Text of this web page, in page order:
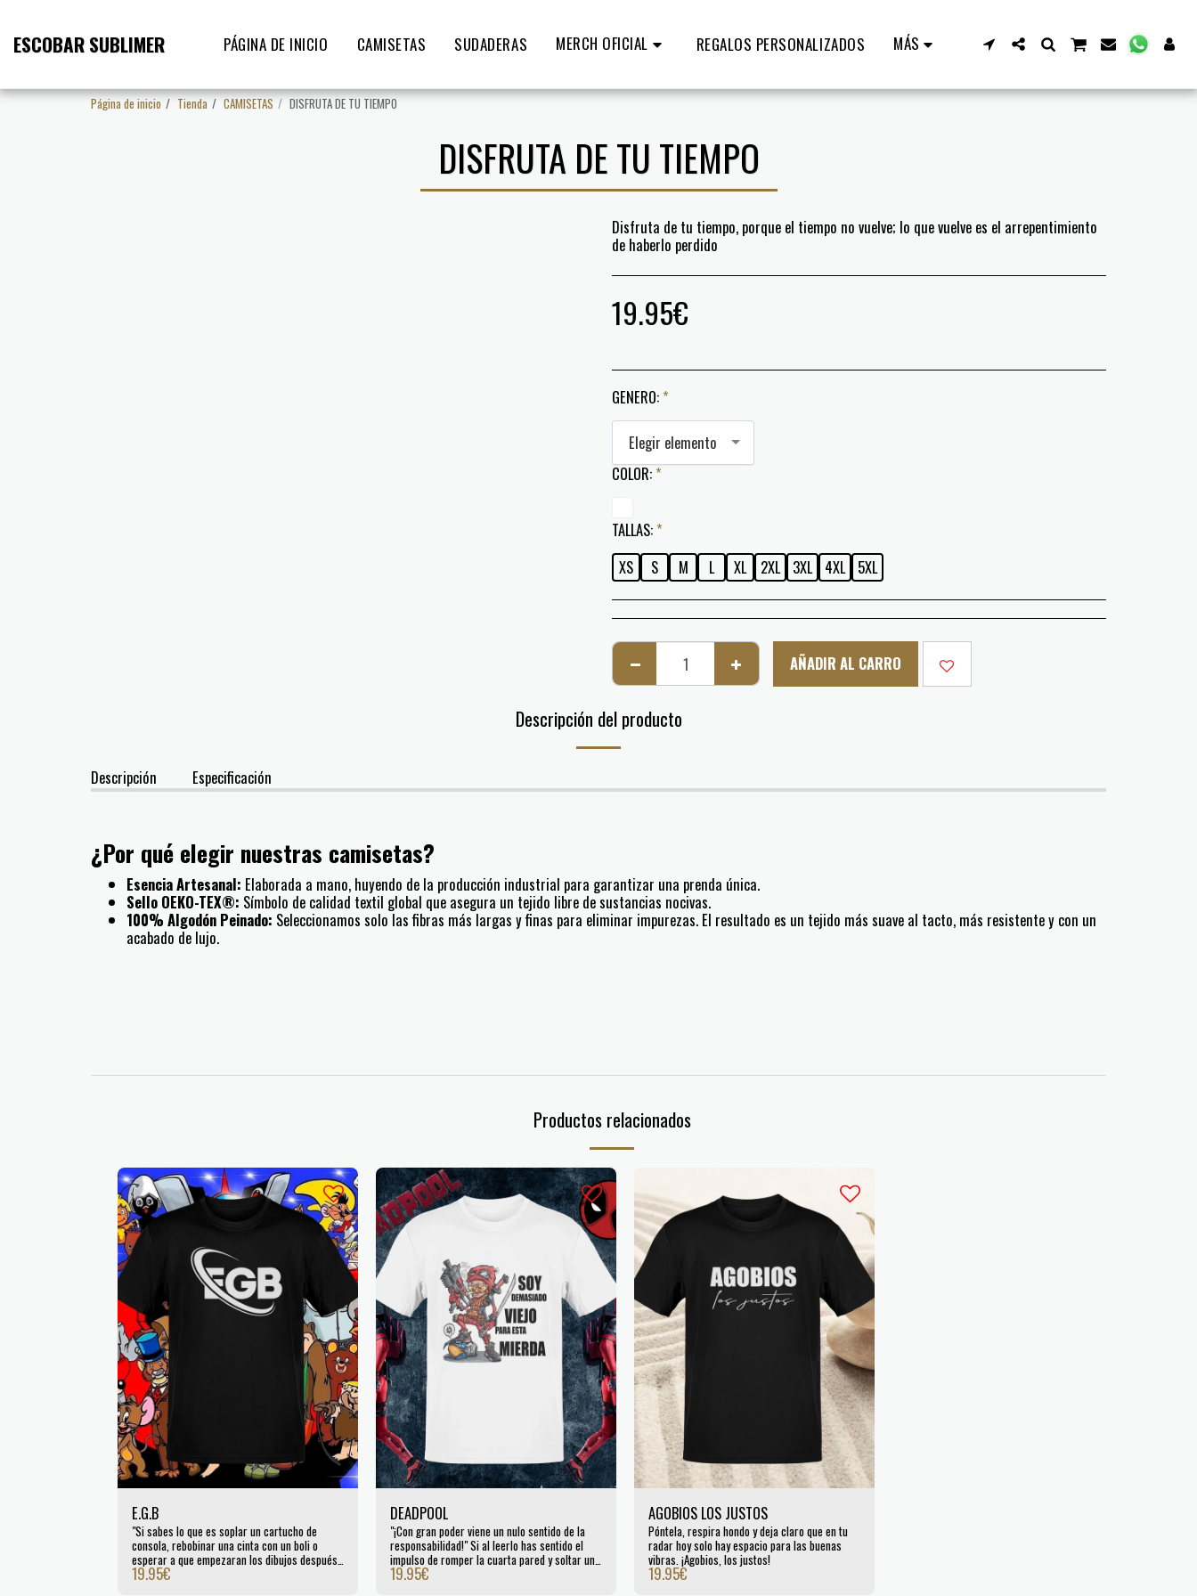
ESCOBAR SUBLIMER PÁGINA DE INICIO CAMISETAS SUDADERAS MERCH OFICIAL REGALOS PERSONALIZADOS MÁS
Página de inicio Tienda CAMISETAS DISFRUTA DE TU TIEMPO
DISFRUTA DE TU TIEMPO
Disfruta de tu tiempo, porque el tiempo no vuelve; lo que vuelve es el arrepentimiento
de haberlo perdido
19.95€
GENERO: *
Elegir elemento
COLOR: *
TALLAS: *
XS
S M L XL 2XL 3XL 4XL 5XL
AÑADIR AL CARRO
Descripción del producto
Descripción Especificación
¿Por qué elegir nuestras camisetas?
Esencia Artesanal: Elaborada a mano, huyendo de la producción industrial para garantizar una prenda única.
Sello OEKO-TEX®: Símbolo de calidad textil global que asegura un tejido libre de sustancias nocivas.
100% Algodón Peinado: Seleccionamos solo las fibras más largas y finas para eliminar impurezas. El resultado es un tejido más suave al tacto, más resistente y con un
acabado de lujo.
Productos relacionados
E.G.B
"Si sabes lo que es soplar un cartucho de
consola, rebobinar una cinta con un boli o
esperar a que empezaran los dibujos después
del telediario... esta es tu camiseta. En Escobar
19.95€
DEADPOOL
"¡Con gran poder viene un nulo sentido de la
responsabilidad!" Si al leerlo has sentido el
impulso de romper la cuarta pared y soltar un
chiste inapropiado, esta camiseta de Escobar
19.95€
AGOBIOS LOS JUSTOS
Póntela, respira hondo y deja claro que en tu
radar hoy solo hay espacio para las buenas
vibras. ¡Agobios, los justos!
19.95€